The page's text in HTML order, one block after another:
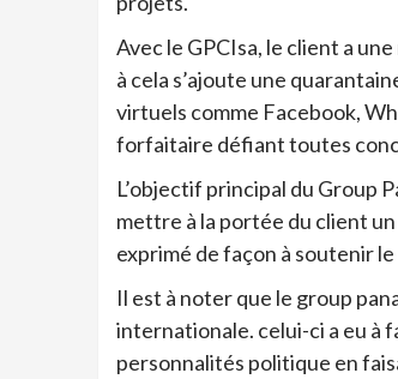
Avec le GPCIsa, le client a
à cela s’ajoute une
virtuels comme Facebook,
forfaitaire défiant toutes
L’objectif principal du Group
mettre à la portée du client
exprimé de façon à soutenir
Il est à noter que le group
internationale. celui-ci a eu à
personnalités politique en